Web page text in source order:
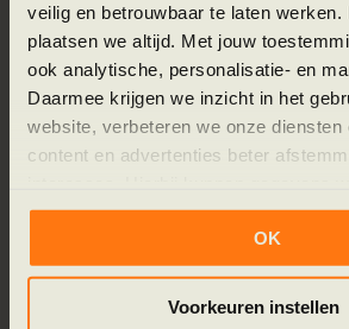
veilig en betrouwbaar te laten werken.
plaatsen we altijd. Met jouw
ook analytische, personalisatie- en
Daarmee krijgen we inzicht in het
website, verbeteren we onze diensten
content en advertenties beter
externe partners.
Klik op ‘OK’ om alle cookies te
noodzakelijk’ om alleen noodzakelijke
OK
Voorkeuren instellen
vaakst:
Te groot beginnen:de
meteen alle processen aan te
tot complexiteit, vertraging en
resultaat.